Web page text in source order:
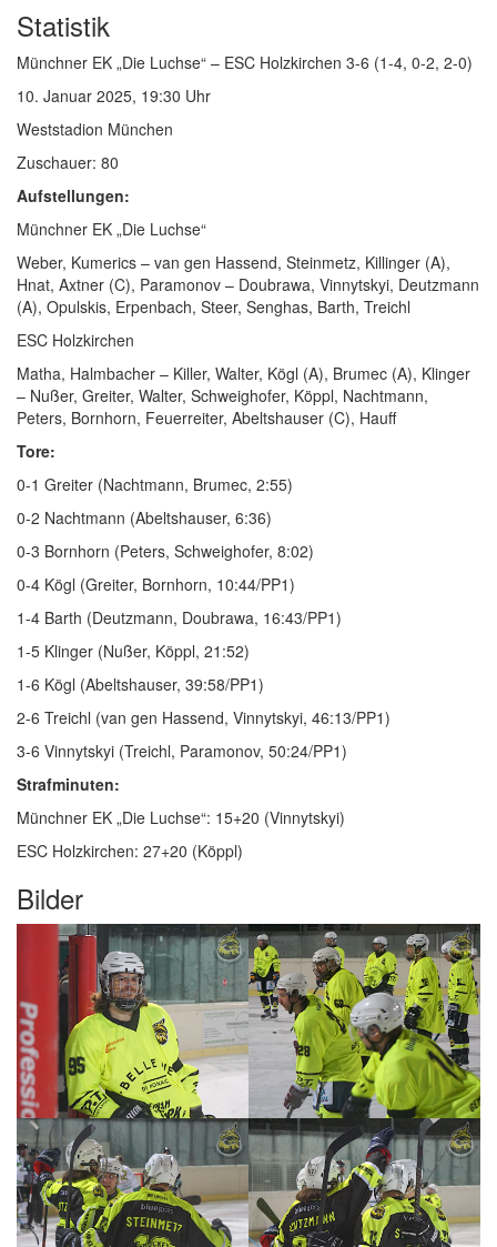
Statistik
Münchner EK „Die Luchse“ – ESC Holzkirchen 3-6 (1-4, 0-2, 2-0)
10. Januar 2025, 19:30 Uhr
Weststadion München
Zuschauer: 80
Aufstellungen:
Münchner EK „Die Luchse“
Weber, Kumerics – van gen Hassend, Steinmetz, Killinger (A),
Hnat, Axtner (C), Paramonov – Doubrawa, Vinnytskyi, Deutzmann
(A), Opulskis, Erpenbach, Steer, Senghas, Barth, Treichl
ESC Holzkirchen
Matha, Halmbacher – Killer, Walter, Kögl (A), Brumec (A), Klinger
– Nußer, Greiter, Walter, Schweighofer, Köppl, Nachtmann,
Peters, Bornhorn, Feuerreiter, Abeltshauser (C), Hauff
Tore:
0-1 Greiter (Nachtmann, Brumec, 2:55)
0-2 Nachtmann (Abeltshauser, 6:36)
0-3 Bornhorn (Peters, Schweighofer, 8:02)
0-4 Kögl (Greiter, Bornhorn, 10:44/PP1)
1-4 Barth (Deutzmann, Doubrawa, 16:43/PP1)
1-5 Klinger (Nußer, Köppl, 21:52)
1-6 Kögl (Abeltshauser, 39:58/PP1)
2-6 Treichl (van gen Hassend, Vinnytskyi, 46:13/PP1)
3-6 Vinnytskyi (Treichl, Paramonov, 50:24/PP1)
Strafminuten:
Münchner EK „Die Luchse“: 15+20 (Vinnytskyi)
ESC Holzkirchen: 27+20 (Köppl)
Bilder